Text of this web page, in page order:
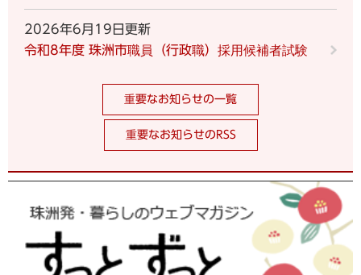
2026年6月19日更新
令和8年度 珠洲市職員（行政職）採用候補者試験
重要なお知らせの一覧
重要なお知らせのRSS